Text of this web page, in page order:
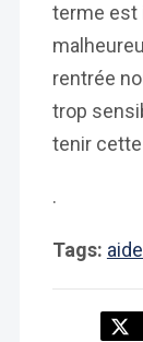
terme est
rentrée
trop
tenir
.
Tags: